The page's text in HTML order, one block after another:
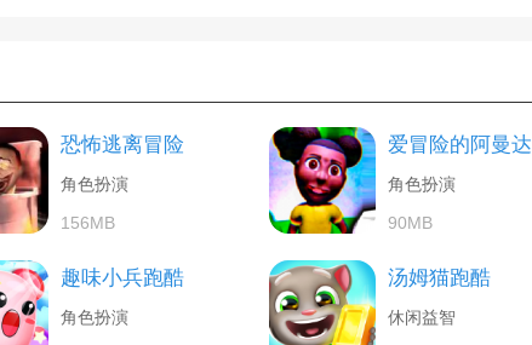
恐怖逃离冒险
角色扮演
156MB
爱冒险的阿曼达
角色扮演
90MB
趣味小兵跑酷
角色扮演
汤姆猫跑酷
休闲益智